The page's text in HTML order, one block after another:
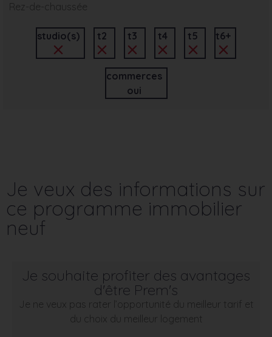
Rez-de-chaussée
studio(s) t2 t3 t4 t5 t6+
commerces
oui
Je veux des informations sur
ce programme immobilier
neuf
Je souhaite profiter des avantages
d'être Prem's
Je ne veux pas rater l’opportunité du meilleur tarif et
du choix du meilleur logement